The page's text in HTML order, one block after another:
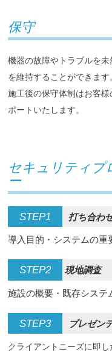
保守
機器の故障やトラブルを
を維持することができます
施工後の保守体制はお客
ポートいたします。
セキュリティプ
ー
STEP1 打ち合わ
導入目的・システムの重
STEP2 現地調査
施設の概要・既存システ
STEP3 プレゼン
クライアントニーズに即